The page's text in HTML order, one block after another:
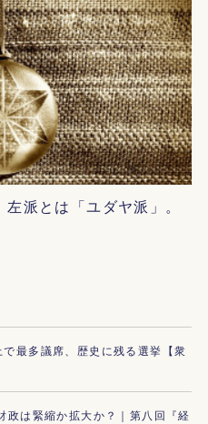
派とは「ユダヤ派」。
最多議席、歴史に残る選挙【衆
政は緊縮か拡大か？｜第八回『経